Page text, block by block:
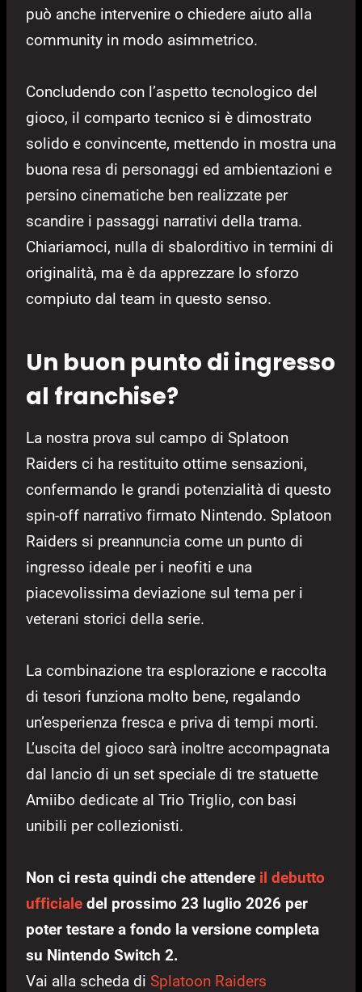
può anche intervenire o chiedere aiuto alla
community in modo asimmetrico.
Concludendo con l’aspetto tecnologico del
gioco, il comparto tecnico si è dimostrato
solido e convincente, mettendo in mostra una
buona resa di personaggi ed ambientazioni e
persino cinematiche ben realizzate per
scandire i passaggi narrativi della trama.
Chiariamoci, nulla di sbalorditivo in termini di
originalità, ma è da apprezzare lo sforzo
compiuto dal team in questo senso.
Un buon punto di ingresso
al franchise?
La nostra prova sul campo di Splatoon
Raiders ci ha restituito ottime sensazioni,
confermando le grandi potenzialità di questo
spin-off narrativo firmato Nintendo. Splatoon
Raiders si preannuncia come un punto di
ingresso ideale per i neofiti e una
piacevolissima deviazione sul tema per i
veterani storici della serie.
La combinazione tra esplorazione e raccolta
di tesori funziona molto bene, regalando
un’esperienza fresca e priva di tempi morti.
L’uscita del gioco sarà inoltre accompagnata
dal lancio di un set speciale di tre statuette
Amiibo dedicate al Trio Triglio, con basi
unibili per collezionisti.
Non ci resta quindi che attendere il debutto
ufficiale del prossimo 23 luglio 2026 per
poter testare a fondo la versione completa
su Nintendo Switch 2.
Vai alla scheda di Splatoon Raiders